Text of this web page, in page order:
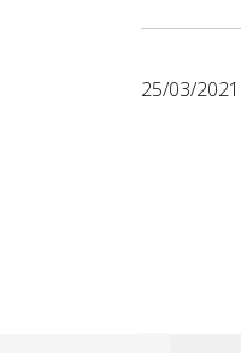
25/03/